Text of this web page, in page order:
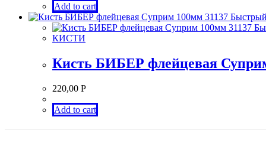
Add to cart
КИСТИ
Кисть БИБЕР флейцевая
220,00 Р
Add to cart